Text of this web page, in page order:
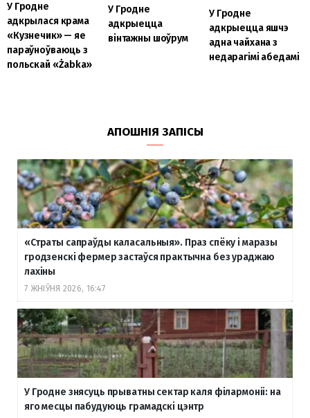
У Гродне
адкрылася крама
«Кузнечик» — яе
параўноўваюць з
польскай «Żabka»
У Гродне
адкрыецца
вінтажны шоўрум
У Гродне
адкрыецца яшчэ
адна чайхана з
недарагімі абедамі
АПОШНІЯ ЗАПІСЫ
«Страты сапраўды каласальныя». Праз спёку і маразы
гродзенскі фермер застаўся практычна без ураджаю
лахіны
7 ЖНІЎНЯ 2026, 16:47
У Гродне знясуць прыватны сектар каля філармоніі: на
яго месцы пабудуюць грамадскі цэнтр